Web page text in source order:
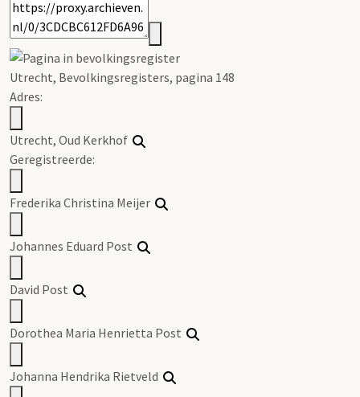
Utrecht, Bevolkingsregisters, pagina 148
Adres:
Utrecht, Oud Kerkhof
Geregistreerde:
Frederika Christina Meijer
Johannes Eduard Post
David Post
Dorothea Maria Henrietta Post
Johanna Hendrika Rietveld